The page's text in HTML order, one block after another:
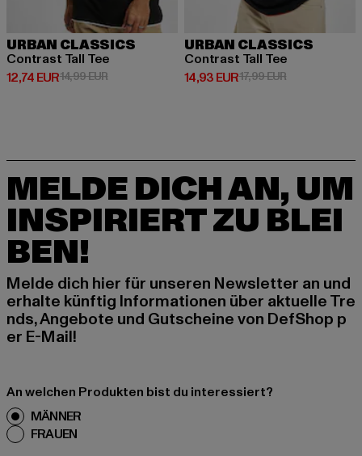
URBAN CLASSICS
Contrast Tall Tee
12,74 EUR
Derzeitiger Preis: 12,74 EUR
14,99 EURAktionspreis: 14,99 EUR
URBAN CLASSICS
Contrast Tall Tee
14,93 EUR
Derzeitiger Preis: 14,93 EUR
17,99 EURAktionspreis:
MELDE DICH AN, UM
INSPIRIERT ZU BLEI
BEN!
Melde dich hier für unseren Newsletter an und
erhalte künftig Informationen über aktuelle Tre
nds, Angebote und Gutscheine von DefShop p
er E-Mail!
An welchen Produkten bist du interessiert?
MÄNNER
FRAUEN